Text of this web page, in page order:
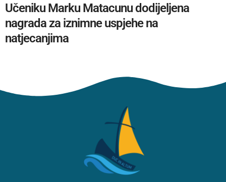
Učeniku Marku Matacunu dodijeljena
nagrada za iznimne uspjehe na
natjecanjima